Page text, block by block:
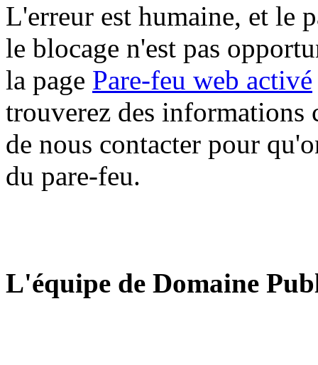
L'erreur est humaine, et le
le blocage n'est pas
la page Pare-feu web activé
trouverez des informations
de nous contacter pour
du pare-feu.
L'équipe de Domaine